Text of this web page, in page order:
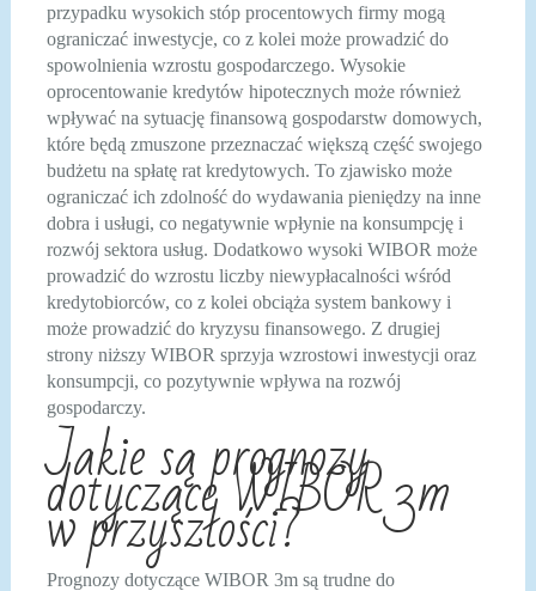
przypadku wysokich stóp procentowych firmy mogą
ograniczać inwestycje, co z kolei może prowadzić do
spowolnienia wzrostu gospodarczego. Wysokie
oprocentowanie kredytów hipotecznych może również
wpływać na sytuację finansową gospodarstw domowych,
które będą zmuszone przeznaczać większą część swojego
budżetu na spłatę rat kredytowych. To zjawisko może
ograniczać ich zdolność do wydawania pieniędzy na inne
dobra i usługi, co negatywnie wpłynie na konsumpcję i
rozwój sektora usług. Dodatkowo wysoki WIBOR może
prowadzić do wzrostu liczby niewypłacalności wśród
kredytobiorców, co z kolei obciąża system bankowy i
może prowadzić do kryzysu finansowego. Z drugiej
strony niższy WIBOR sprzyja wzrostowi inwestycji oraz
konsumpcji, co pozytywnie wpływa na rozwój
gospodarczy.
Jakie są prognozy
dotyczące WIBOR 3m
w przyszłości?
Prognozy dotyczące WIBOR 3m są trudne do